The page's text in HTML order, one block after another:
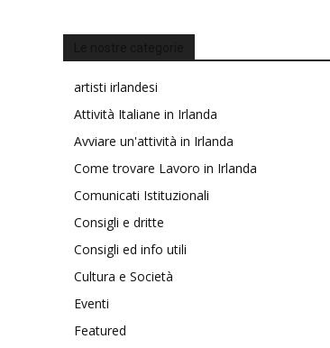
artisti irlandesi
Attività Italiane in Irlanda
Avviare un'attività in Irlanda
Come trovare Lavoro in Irlanda
Comunicati Istituzionali
Consigli e dritte
Consigli ed info utili
Cultura e Società
Eventi
Featured